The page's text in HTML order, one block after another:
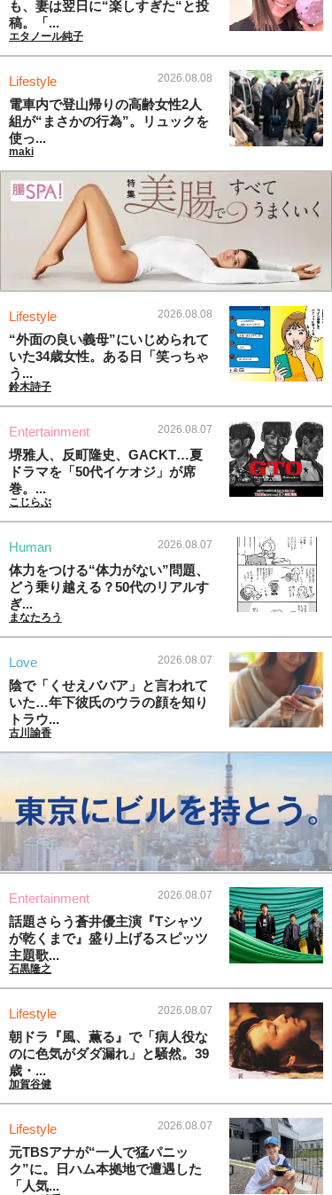
も、妻は翌日に“楽しすぎた“と投
稿。「...
エタノール純子
Lifestyle 2026.08.08
電車内で登山帰りの高齢女性2人
組が“まさかの行為”。リュックを
使っ...
maki
Lifestyle 2026.08.08
“外面の良い義母”にいじめられて
いた34歳女性。ある日「笑っちゃ
う...
鈴木詩子
Entertainment 2026.08.07
堺雅人、反町隆史、GACKT…夏
ドラマを「50代イケオジ」が席
巻。...
こじらぶ
Human 2026.08.07
体力をつける“体力がない”問題、
どう乗り越える？50代のリアルす
ぎ...
まなたろう
Love 2026.08.07
陰で「くせえババア」と言われて
いた…年下彼氏のウラの顔を知り
トラウ...
古川諭香
Entertainment 2026.08.07
話題さらう蒼井優主演『Tシャツ
が乾くまで』盛り上げるスピッツ
主題歌...
石黒隆之
Lifestyle 2026.08.07
朝ドラ『風、薫る』で「病人役な
のに色気がダダ漏れ」と騒然。39
歳・...
加賀谷健
Lifestyle 2026.08.07
元TBSアナが“一人で猛パニッ
ク”に。日ハム本拠地で遭遇した
「人気...